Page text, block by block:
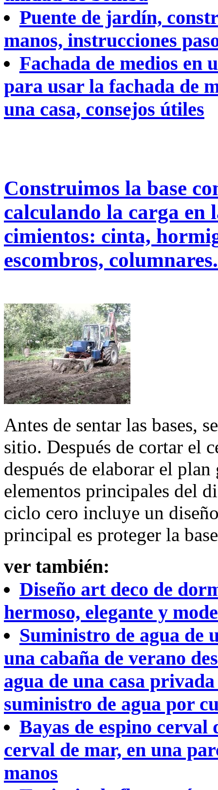
Puente de jardín,
manos, instrucciones
Fachada de medios en
para usar la fachada de
una casa, consejos útiles
Construimos la base
calculando la carga en
cimientos: cinta,
escombros, columnares.
Antes de sentar las bases,
sitio. Después de cortar el
después de elaborar el
elementos principales del
ciclo cero incluye un
principal es proteger la
ver también:
Diseño art deco de
hermoso, elegante y
Suministro de agua de
una cabaña de verano
agua de una casa
suministro de agua por
Bayas de espino
cerval de mar, en una
manos